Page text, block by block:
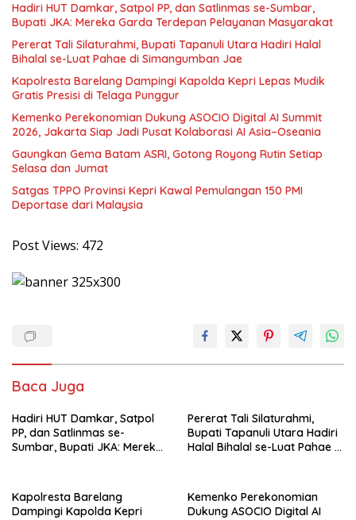
Hadiri HUT Damkar, Satpol PP, dan Satlinmas se-Sumbar,
Bupati JKA: Mereka Garda Terdepan Pelayanan Masyarakat
Pererat Tali Silaturahmi, Bupati Tapanuli Utara Hadiri Halal
Bihalal se-Luat Pahae di Simangumban Jae
Kapolresta Barelang Dampingi Kapolda Kepri Lepas Mudik
Gratis Presisi di Telaga Punggur
Kemenko Perekonomian Dukung ASOCIO Digital AI Summit
2026, Jakarta Siap Jadi Pusat Kolaborasi AI Asia–Oseania
Gaungkan Gema Batam ASRI, Gotong Royong Rutin Setiap
Selasa dan Jumat
Satgas TPPO Provinsi Kepri Kawal Pemulangan 150 PMI
Deportase dari Malaysia
Post Views: 472
Baca Juga
Hadiri HUT Damkar, Satpol
PP, dan Satlinmas se-
Sumbar, Bupati JKA: Mereka
Pererat Tali Silaturahmi,
Bupati Tapanuli Utara Hadiri
Halal Bihalal se-Luat Pahae di
Kapolresta Barelang
Dampingi Kapolda Kepri
Kemenko Perekonomian
Dukung ASOCIO Digital AI